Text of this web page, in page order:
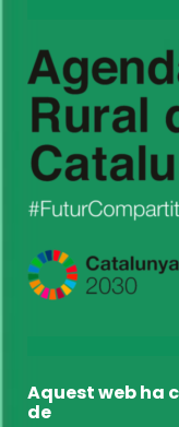
Aquest web ha
de